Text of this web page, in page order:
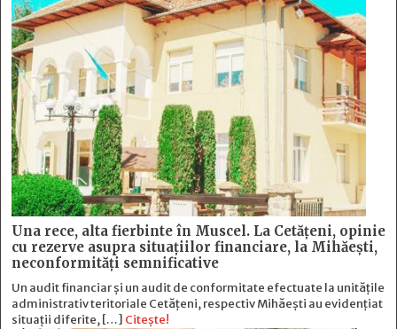
Una rece, alta fierbinte în Muscel. La Cetăţeni, opinie
cu rezerve asupra situaţiilor financiare, la Mihăeşti,
neconformităţi semnificative
Un audit financiar și un audit de conformitate efectuate la unitățile
administrativ teritoriale Cetățeni, respectiv Mihăești au evidențiat
situații diferite, […] Citește!